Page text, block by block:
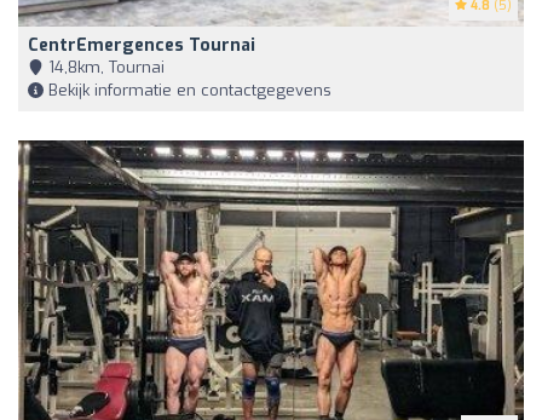
4.8 (5)
CentrEmergences Tournai
14,8km, Tournai
Bekijk informatie en contactgegevens